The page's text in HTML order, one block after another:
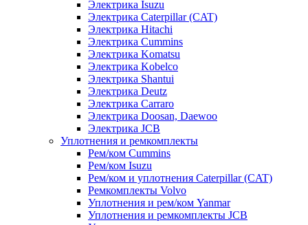
Электрика Isuzu
Электрика Caterpillar (CAT)
Электрика Hitachi
Электрика Cummins
Электрика Komatsu
Электрика Kobelco
Электрика Shantui
Электрика Deutz
Электрика Carraro
Электрика Doosan, Daewoo
Электрика JCB
Уплотнения и ремкомплекты
Рем/ком Cummins
Рем/ком Isuzu
Рем/ком и уплотнения Caterpillar (CAT)
Ремкомплекты Volvo
Уплотнения и рем/ком Yanmar
Уплотнения и ремкомплекты JCB